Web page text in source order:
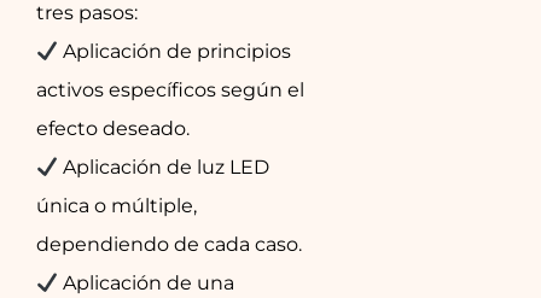
tres pasos:
Aplicación de principios
activos específicos según el
efecto deseado.
Aplicación de luz LED
única o múltiple,
dependiendo de cada caso.
Aplicación de una